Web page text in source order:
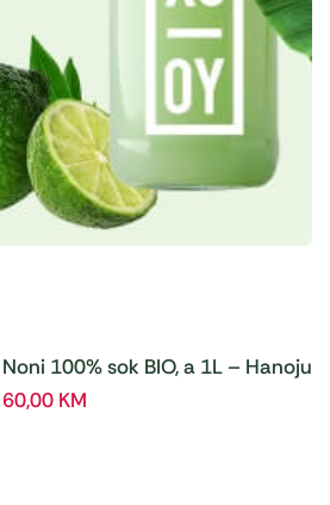
Noni 100% sok BIO, a 1L – Hanoju
60,00 KM